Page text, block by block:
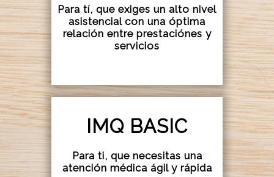
Para tí, que exiges un alto nivel
asistencial con una óptima
relación entre prestaciónes y
servicios
IMQ BASIC
Para ti, que necesitas una
atención médica ágil y rápida